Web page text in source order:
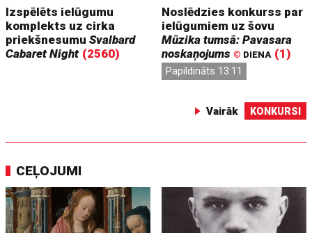
Izspēlēts ielūgumu
komplekts uz cirka
priekšnesumuSvalbard
Cabaret Night (2560)
Noslēdzies konkurss par
ielūgumiem uz šovu
Mūzika tumsā: Pavasara
noskaņojums © DIENA (1)
Papildināts 13:11
Vairāk KONKURSI
CEĻOJUMI